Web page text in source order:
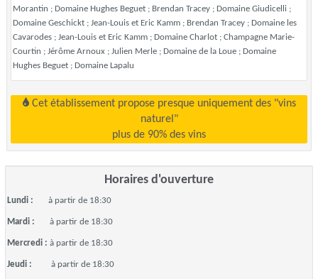
Morantin ; Domaine Hughes Beguet ; Brendan Tracey ; Domaine Giudicelli ;
Domaine Geschickt ; Jean-Louis et Eric Kamm ; Brendan Tracey ; Domaine les
Cavarodes ; Jean-Louis et Eric Kamm ; Domaine Charlot ; Champagne Marie-
Courtin ; Jérôme Arnoux ; Julien Merle ; Domaine de la Loue ; Domaine
Hughes Beguet ; Domaine Lapalu
Cet établissement propose presque uniquement des "vins
naturel"
plus de 90% des vins
Horaires d'ouverture
Lundi : à partir de 18:30
Mardi : à partir de 18:30
Mercredi : à partir de 18:30
Jeudi : à partir de 18:30